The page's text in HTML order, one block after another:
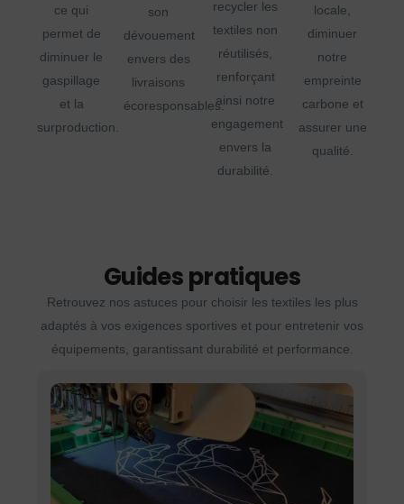
ce qui
permet de
diminuer le
gaspillage
et la
surproduction.
son
dévouement
envers des
livraisons
écoresponsables.
recycler les
textiles non
réutilisés,
renforçant
ainsi notre
engagement
envers la
durabilité.
locale,
diminuer
notre
empreinte
carbone et
assurer une
qualité.
Guides pratiques
Retrouvez nos astuces pour choisir les textiles les plus
adaptés à vos exigences sportives et pour entretenir vos
équipements, garantissant durabilité et performance.